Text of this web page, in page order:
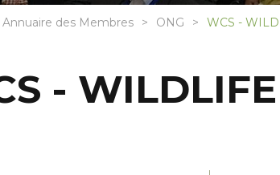
Annuaire des Membres ONG WCS -
-